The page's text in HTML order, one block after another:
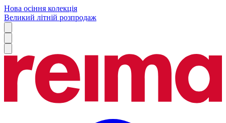
Нова осіння колекція
Великий літній розпродаж